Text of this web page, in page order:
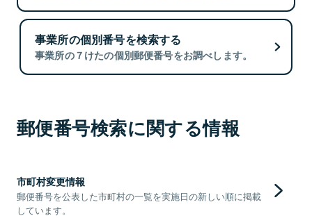
事業所の個別番号を検索する
事業所の７けたの個別郵便番号をお調べします。
郵便番号検索に関する情報
市町村変更情報
郵便番号を公表した市町村の一覧を実施日の新しい順に掲載
しています。